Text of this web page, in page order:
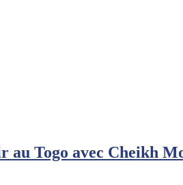
au Togo avec Cheikh